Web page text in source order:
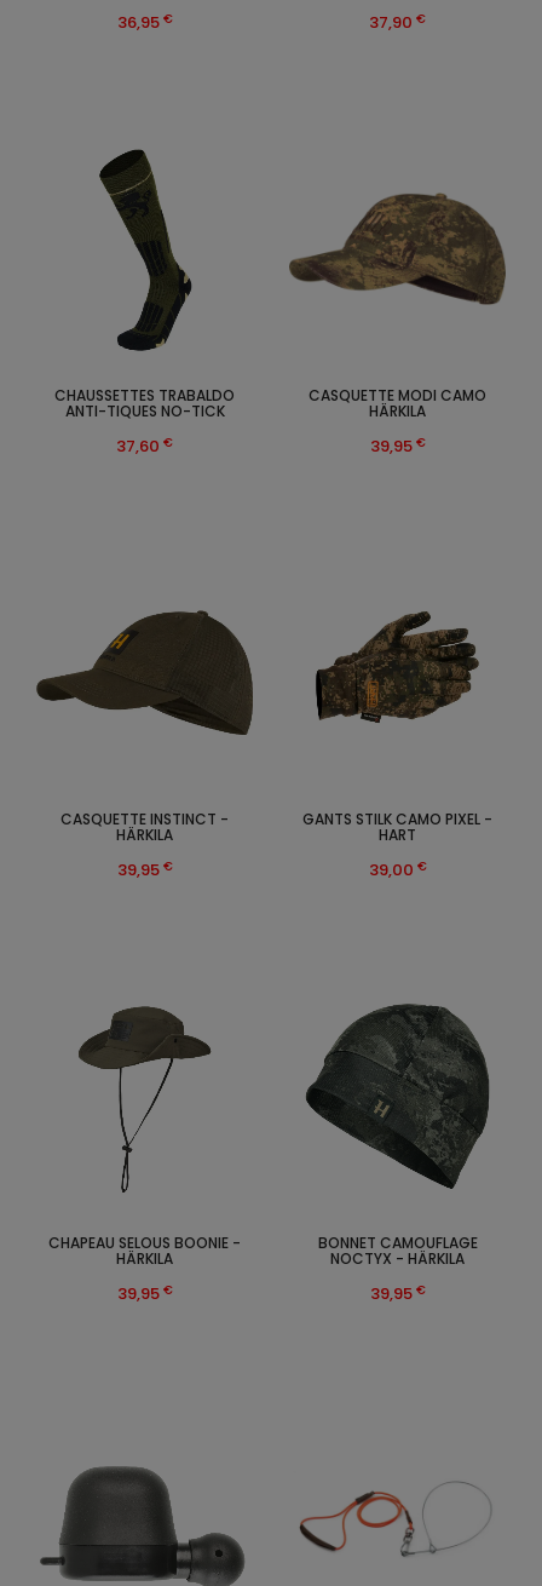
CASQUETTE MODI CAMO
HÄRKILA
39,95 €
CASQUETTE INSTINCT -
HÄRKILA
39,95 €
37,90 €
36,95 €
GANTS STILK CAMO PIXEL -
HART
39,00 €
CHAPEAU SELOUS BOONIE -
HÄRKILA
39,95 €
BONNET CAMOUFLAGE
NOCTYX - HÄRKILA
39,95 €
CHAUSSETTES TRABALDO
ANTI-TIQUES NO-TICK
37,60 €